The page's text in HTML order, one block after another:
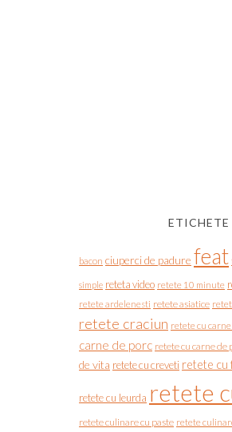
ETICHETE
bacon ciuperci de padure feat
simple reteta video retete 10 minute
retete ardelenesti retete asiatice
retete craciun retete cu
carne de porc retete cu carne de
de vita retete cu creveti retete cu
retete cu leurda retete
retete culinare cu paste retete